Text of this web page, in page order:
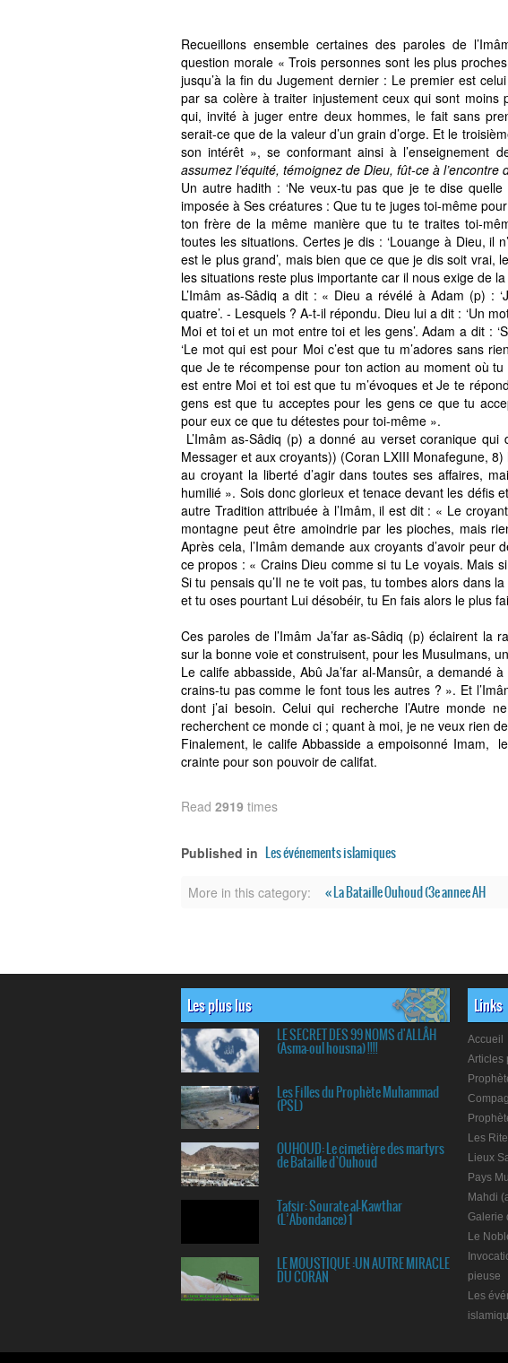
Recueillons ensemble certaines des paroles de
question morale « Trois personnes sont les plus
jusqu’à la fin du Jugement dernier : Le premier est
par sa colère à traiter injustement ceux qui sont moins
qui, invité à juger entre deux hommes, le fait sans
serait-ce que de la valeur d’un grain d’orge. Et le
son intérêt », se conformant ainsi à l’enseignement
assumez l’équité, témoignez de Dieu, fût-ce à l’encontre
Un autre hadith : ‘Ne veux-tu pas que je te dise
imposée à Ses créatures : Que tu te juges toi-même
ton frère de la même manière que tu te traites toi-
toutes les situations. Certes je dis : ‘Louange à Dieu, il
est le plus grand’, mais bien que ce que je dis soit vrai,
les situations reste plus importante car il nous exige de
L’Imâm as-Sâdiq a dit : « Dieu a révélé à Adam (p) :
quatre’. - Lesquels ? A-t-il répondu. Dieu lui a dit : ‘Un
Moi et toi et un mot entre toi et les gens’. Adam a dit :
‘Le mot qui est pour Moi c’est que tu m’adores sans
que Je te récompense pour ton action au moment où
est entre Moi et toi est que tu m’évoques et Je te
gens est que tu acceptes pour les gens ce que tu
pour eux ce que tu détestes pour toi-même ».
L’Imâm as-Sâdiq (p) a donné au verset coranique
Messager et aux croyants)) (Coran LXIII Monafegune,
au croyant la liberté d’agir dans toutes ses affaires,
humilié ». Sois donc glorieux et tenace devant les défis
autre Tradition attribuée à l’Imâm, il est dit : « Le
montagne peut être amoindrie par les pioches, mais
Après cela, l’Imâm demande aux croyants d’avoir
ce propos : « Crains Dieu comme si tu Le voyais. Mais
Si tu pensais qu’Il ne te voit pas, tu tombes alors dans
et tu oses pourtant Lui désobéir, tu En fais alors le plus
Ces paroles de l’Imâm Ja’far as-Sâdiq (p) éclairent la
sur la bonne voie et construisent, pour les Musulmans,
Le calife abbasside, Abû Ja’far al-Mansûr, a demandé
crains-tu pas comme le font tous les autres ? ». Et
dont j’ai besoin. Celui qui recherche l’Autre monde
recherchent ce monde ci ; quant à moi, je ne veux rien
Finalement, le calife Abbasside a empoisonné Imam,
crainte pour son pouvoir de califat.
Read 2919 times
Published in Les événements islamiques
More in this category: « La Bataille Ouhoud (3e annee AH
Les plus lus
LE SECRET DES 99 NOMS d'ALLÂH
(Asma-oul housna) !!!!
Les Filles du Prophète Muhammad
(PSL)
OUHOUD: Le cimetière des martyrs
de Bataille d`Ouhoud
Tafsir: Sourate al-Kawthar
(L’Abondance) 1
LE MOUSTIQUE :UN AUTRE MIRACLE
DU CORAN
Links
Accueil
Articles
Les
Lieux
Pays
Mahdi
Galerie
Le
pieuse
Les